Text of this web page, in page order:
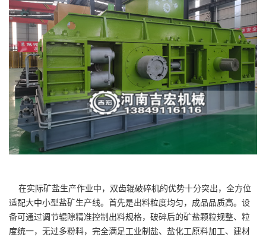
在实际矿盐生产作业中，双齿辊破碎机的优势十分突出，全方位
适配大中小型盐矿生产线。首先是出料粒度均匀，成品品质高。设
备可通过调节辊隙精准控制出料规格，破碎后的矿盐颗粒规整、粒
度统一，无过多粉料，完全满足工业制盐、盐化工原料加工、建材